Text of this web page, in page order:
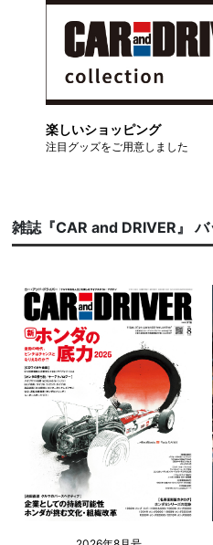
楽しいショッピング
注目グッズをご用意しました
雑誌『CAR and DRIVER』